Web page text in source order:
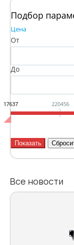
Подбор
Цена
От
До
17637 220456
Все новости